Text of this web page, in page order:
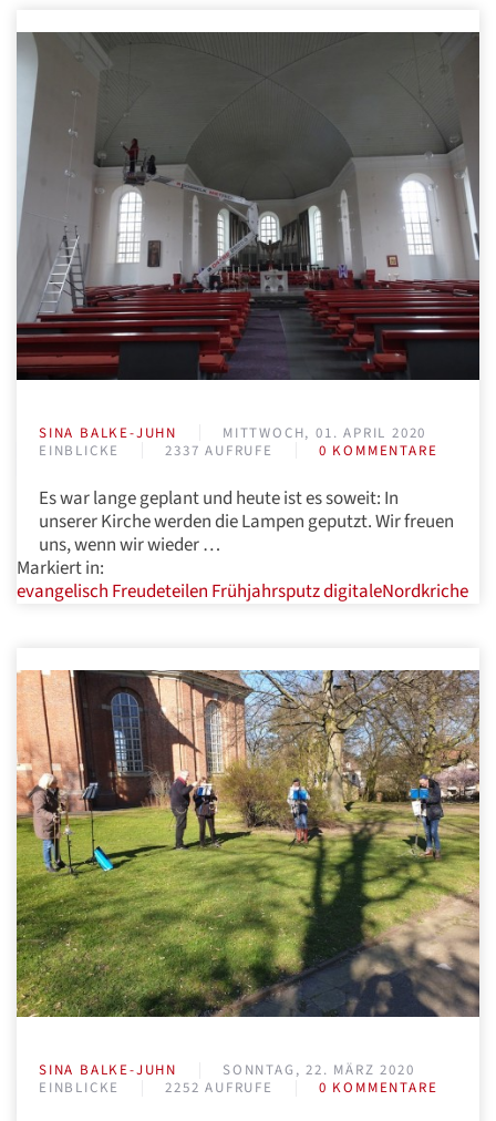
SINA BALKE-JUHN
MITTWOCH, 01. APRIL 2020
EINBLICKE
2337 AUFRUFE 0 KOMMENTARE
Es war lange geplant und heute ist es soweit: In
unserer Kirche werden die Lampen geputzt. Wir freuen
uns, wenn wir wieder …
Markiert in:
evangelisch Freudeteilen FrühjahrsputzdigitaleNordkriche
SINA BALKE-JUHN
SONNTAG, 22. MÄRZ 2020
EINBLICKE
2252 AUFRUFE 0 KOMMENTARE